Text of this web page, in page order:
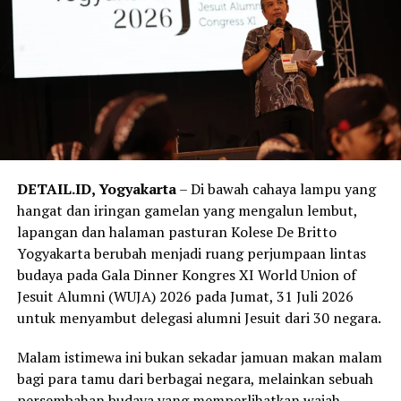
dengan lebih sadar dan terarah.
Semangat tersebut berlanjut dalam Open House pada
22 Agustus 2026. Masyarakat diajak mengenal lebih
dekat kehidupan SMA Kolese De Britto melalui talkshow,
pameran ekstrakurikuler, bazar, lomba menggambar dan
mewarnai bagi anak-anak, Leadership Legacy Challenge
untuk pelajar SMP, serta Expo Lembaga Pendidikan
Katolik se-DIY. Sekolah tidak lagi sekadar menjadi
tempat belajar, tetapi berubah menjadi ruang
perjumpaan yang mempertemukan keluarga, calon
siswa, alumni, komunitas, dan berbagai lembaga
pendidikan dalam suasana yang terbuka dan penuh
dialog.
Rangkaian Menuju Dasawindu mencapai makna yang
semakin luas ketika pada Sabtu, 29 Agustus 2026, SMA
Kolese De Britto dipercaya menjadi tuan rumah The
12th Urban Social Forum (USF) 2026 yang mengangkat
DETAIL.ID, Yogyakarta– Di bawah cahaya lampu yang
hangat dan iringan gamelan yang mengalun lembut,
lapangan dan halaman pasturan Kolese De Britto
Yogyakarta berubah menjadi ruang perjumpaan lintas
budaya pada Gala Dinner Kongres XI World Union of
Jesuit Alumni (WUJA) 2026 pada Jumat, 31 Juli 2026
untuk menyambut delegasi alumni Jesuit dari 30 negara.
Malam istimewa ini bukan sekadar jamuan makan malam
bagi para tamu dari berbagai negara, melainkan sebuah